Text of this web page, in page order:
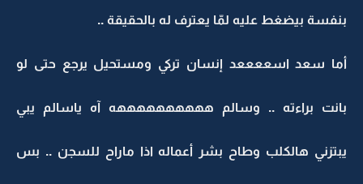
بنفسة بيضغط عليه لمّا يعترف له بالحقيقة ..
أما سعد اسععععد إنسان تركي ومستحيل يرجع حتى لو
بانت براءته .. وسالم ههههههههههه آه ياسالم يبي
يبتزني هالكلب وطاح بشر أعماله اذا ماراح للسجن .. بس